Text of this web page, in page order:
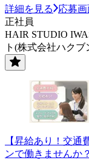
詳細を見る
応募
正社員
HAIR STUDIO
ト(株式会社ハクブ
【昇給あり！交
ンで働きませんか